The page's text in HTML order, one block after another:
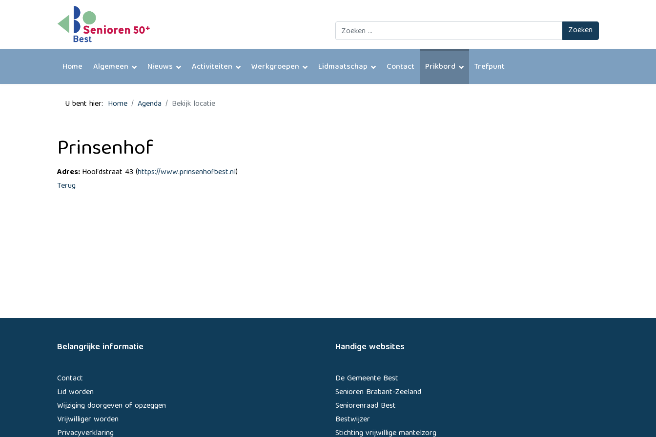
Zoeken Zoeken
Home Algemeen Nieuws Activiteiten Werkgroepen Lidmaatschap Contact Prikbord Trefpunt
U bent hier: Home Agenda Bekijk locatie
Prinsenhof
Adres:Hoofdstraat 43 (https://www.prinsenhofbest.nl)
Terug
Belangrijke informatie
Contact
Lid worden
Wijziging doorgeven of opzeggen
Vrijwilliger worden
Privacyverklaring
Handige websites
De Gemeente Best
Senioren Brabant-Zeeland
Seniorenraad Best
Bestwijzer
Stichting vrijwillige mantelzorg